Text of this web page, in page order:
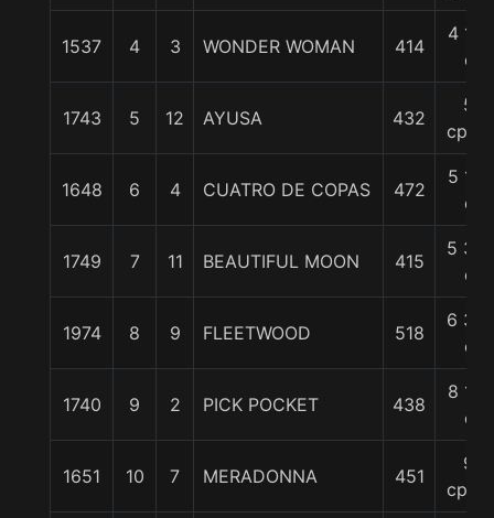
1537 4 3 WONDER WOMAN 414
4 1/2
c
1743 5 12 AYUSA 432
5
cpos.
1648 6 4 CUATRO DE COPAS 472
5 1/4
c
1749 7 11 BEAUTIFUL MOON 415
5 3/4
c
1974 8 9 FLEETWOOD 518
6 3/4
c
1740 9 2 PICK POCKET 438
8 1/2
c
1651 10 7 MERADONNA 451
9
cpos.